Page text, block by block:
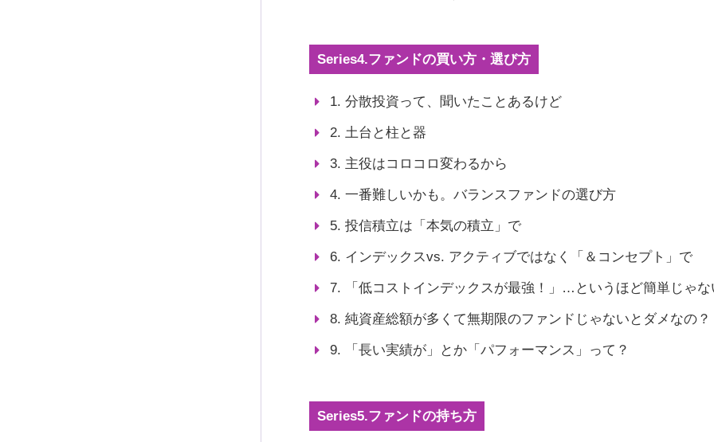
Series4.ファンドの買い方・選び方
1. 分散投資って、聞いたことあるけど
2. 土台と柱と器
3. 主役はコロコロ変わるから
4. 一番難しいかも。バランスファンドの選び方
5. 投信積立は「本気の積立」で
6. インデックスvs. アクティブではなく「＆コンセプト」で
7. 「低コストインデックスが最強！」…というほど簡単じゃな
8. 純資産総額が多くて無期限のファンドじゃないとダメなの？
9. 「長い実績が」とか「パフォーマンス」って？
Series5.ファンドの持ち方